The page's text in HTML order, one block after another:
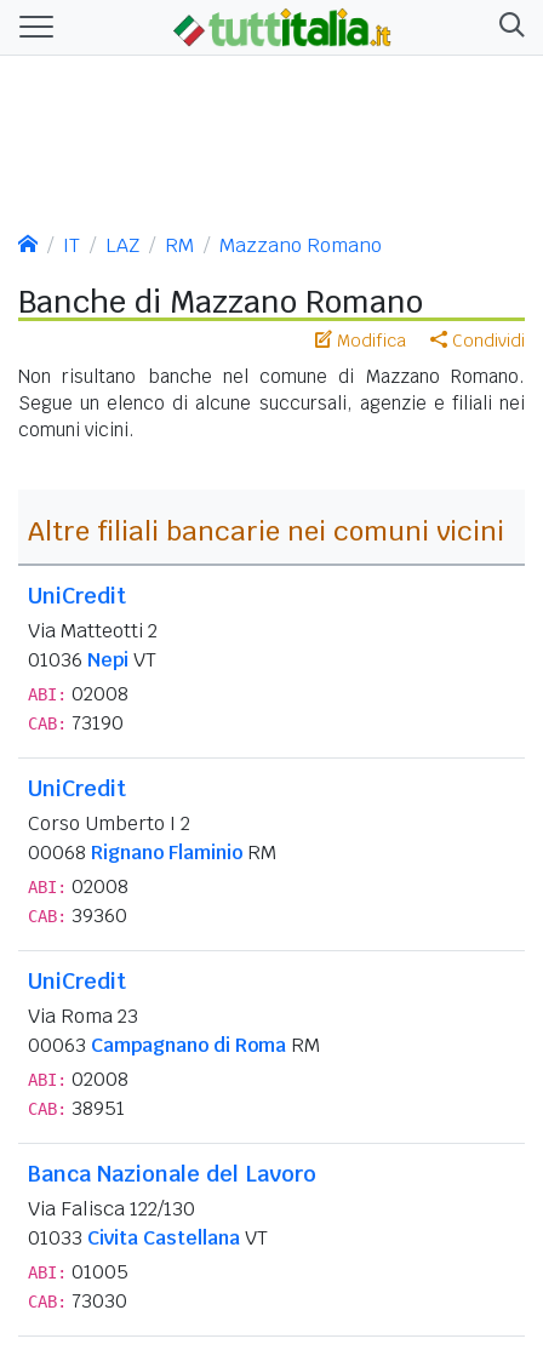
IT LAZ RM Mazzano Romano
Banche di Mazzano Romano
Modifica Condividi
Non risultano banche nel comune di Mazzano Romano.
Segue un elenco di alcune succursali, agenzie e filiali nei
comuni vicini.
Altre filiali bancarie nei comuni vicini
UniCredit
Via Matteotti 2
01036 Nepi VT
ABI: 02008
CAB: 73190
UniCredit
Corso Umberto I 2
00068 Rignano Flaminio RM
ABI: 02008
CAB: 39360
UniCredit
Via Roma 23
00063 Campagnano di Roma RM
ABI: 02008
CAB: 38951
Banca Nazionale del Lavoro
Via Falisca 122/130
01033 Civita CastellanaVT
ABI: 01005
CAB: 73030